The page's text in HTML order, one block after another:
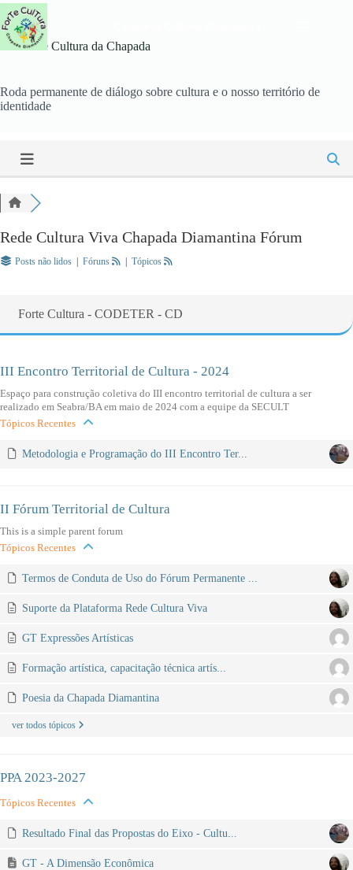
Pular
para
o
conteúdo
Fórum de Cultura da Chapada
Roda permanente de diálogo sobre cultura e o nosso território de
identidade
Rede Cultura Viva Chapada Diamantina Fórum
Posts não lidos Fóruns Tópicos
Forte Cultura - CODETER - CD
III Encontro Territorial de Cultura - 2024
Espaço para construção coletiva do III encontro territorial de cultura a ser
realizado em Seabra/BA em maio de 2024 com a equipe da SECULT
Tópicos Recentes
Metodologia e Programação do III Encontro Ter...
II Fórum Territorial de Cultura
This is a simple parent forum
Tópicos Recentes
Termos de Conduta de Uso do Fórum Permanente ...
Suporte da Plataforma Rede Cultura Viva
GT Expressões Artísticas
Formação artística, capacitação técnica artís...
Poesia da Chapada Diamantina
ver todos tópicos
PPA 2023-2027
Tópicos Recentes
Resultado Final das Propostas do Eixo - Cultu...
GT - A Dimensão Econômica